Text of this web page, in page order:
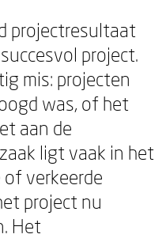
projectresultaat
project.
mis: projecten
was, of het
aan de
ligt vaak in het
verkeerde
project nu
Het